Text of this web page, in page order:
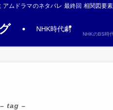
ムドラマのネタバレ 最終回 相関図要
NHK時代劇
NHKのBS時
– tag –